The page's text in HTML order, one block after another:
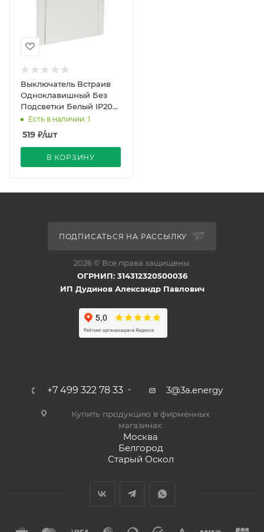
Выключатель Встраив
Одноклавишный Без
Подсветки Белый IP20
10А 250В FORTE&PIANO
Есть в наличии: 1
519 ₽/шт
В КОРЗИНУ
ПОДПИСАТЬСЯ НА РАССЫЛКУ
2026 © Все права защищены.
ОГРНИП: 314312320500036
ИП Дудинов Александр Павлович
+7 499 322 78 33 3@3a.energy
Купить продукцию в фирменных
магазинах:
Москва
Белгород
Старый Оскол